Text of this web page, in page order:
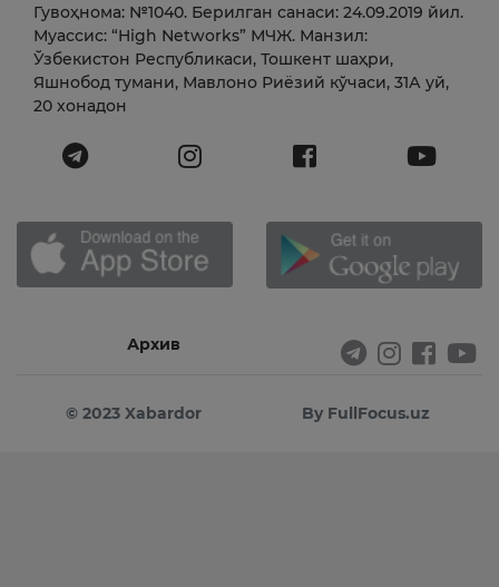
Гувоҳнома: №1040. Берилган санаси: 24.09.2019 йил.
Муассис: “High Networks” МЧЖ. Манзил:
Ўзбекистон Республикаси, Тошкент шаҳри,
Яшнобод тумани, Мавлоно Риёзий кўчаси, 31А уй,
20 хонадон
Архив
© 2023 Xabardor By FullFocus.uz